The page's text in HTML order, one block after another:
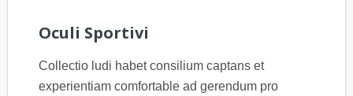
Oculi Sportivi
Collectio ludi habet consilium captans et
experientiam comfortable ad gerendum pro